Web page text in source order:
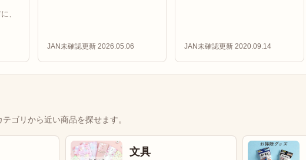
、
JAN未確認更新 2026.05.06 JAN未確認更新 2020.09.14
ゴリから近い商品を探せます。
文具